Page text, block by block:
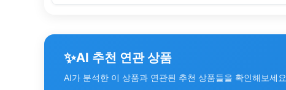
✨AI 추천 연관 상품
AI가 분석한 이 상품과 연관된 추천 상품들을 확인해보세요